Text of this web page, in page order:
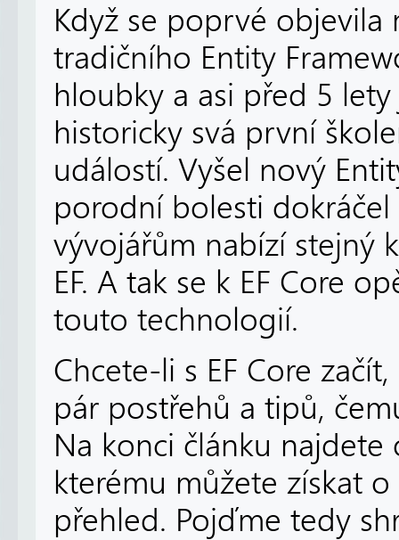
Když se poprvé objevila
tradičního Entity
hloubky a asi před 5
historicky svá první
událostí. Vyšel nový
porodní bolesti dokráčel
vývojářům nabízí stejný
EF. A tak se k EF Core
touto technologií.
Chcete-li s EF Core
pár postřehů a tipů,
Na konci článku
kterému můžete získat
přehled. Pojďme tedy